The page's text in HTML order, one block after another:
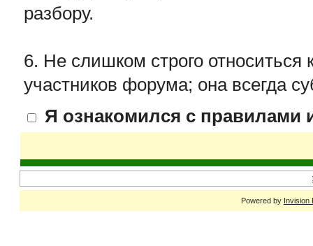
разбору.
6. Не слишком строго относиться
участников форума; она всегда
Я ознакомился с правилами
Powered by Invision